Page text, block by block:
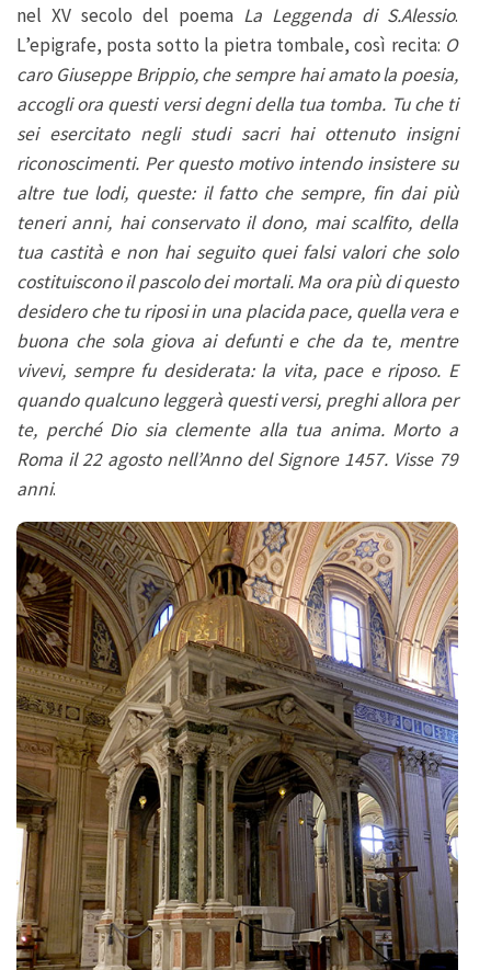
nel XV secolo del poema La Leggenda di S.Alessio.
L’epigrafe, posta sotto la pietra tombale, così recita: O
caro Giuseppe Brippio, che sempre hai amato la poesia,
accogli ora questi versi degni della tua tomba. Tu che ti
sei esercitato negli studi sacri hai ottenuto insigni
riconoscimenti. Per questo motivo intendo insistere su
altre tue lodi, queste: il fatto che sempre, fin dai più
teneri anni, hai conservato il dono, mai scalfito, della
tua castità e non hai seguito quei falsi valori che solo
costituiscono il pascolo dei mortali. Ma ora più di questo
desidero che tu riposi in una placida pace, quella vera e
buona che sola giova ai defunti e che da te, mentre
vivevi, sempre fu desiderata: la vita, pace e riposo. E
quando qualcuno leggerà questi versi, preghi allora per
te, perché Dio sia clemente alla tua anima. Morto a
Roma il 22 agosto nell’Anno del Signore 1457. Visse 79
anni.